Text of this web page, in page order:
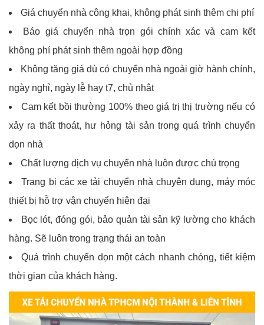
Giá chuyển nhà công khai, không phát sinh thêm chi phí
Báo giá chuyển nhà trọn gói chính xác và cam kết
không phí phát sinh thêm ngoài hợp đồng
Không tăng giá dù có chuyển nhà ngoài giờ hành chính,
ngày nghỉ, ngày lễ hay t7, chủ nhật
Cam kết bồi thường 100% theo giá trị thị trường nếu có
xảy ra thất thoát, hư hỏng tài sản trong quá trình chuyển
dọn nhà
Chất lượng dịch vụ chuyển nhà luôn được chú trọng
Trang bị các xe tải chuyển nhà chuyên dụng, máy móc
thiết bị hỗ trợ vận chuyển hiện đại
Bọc lót, đóng gói, bảo quản tài sản kỹ lường cho khách
hàng. Sẽ luôn trong trạng thái an toàn
Quá trình chuyển dọn một cách nhanh chóng, tiết kiệm
thời gian của khách hàng.